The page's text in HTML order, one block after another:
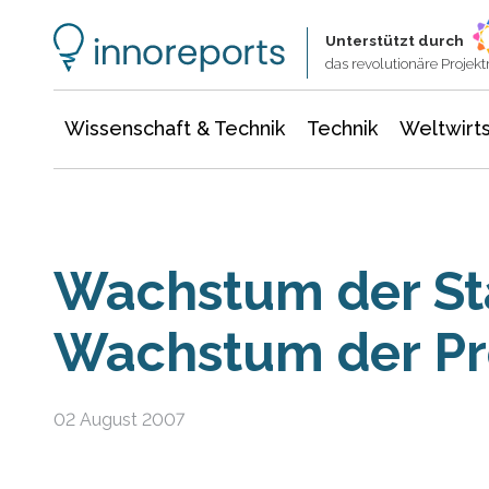
Unterstützt durch
das revolutionäre
Wissenschaft & Technik Technik
Wachstum der
Wachstum der
02 August 2007